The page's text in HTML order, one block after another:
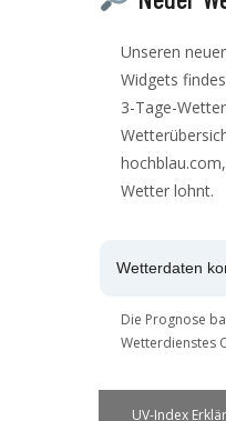
Unseren
Widgets
3-Tage-
Wetter lohnt.
Wetterdaten
Die Prognose
Wetterdienstes
UV-Index